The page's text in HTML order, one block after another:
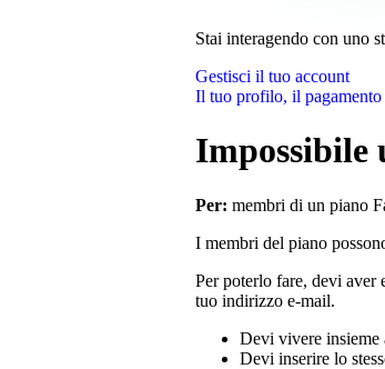
Stai interagendo con uno
Gestisci il tuo account
Il tuo profilo, il pagamento
Impossibile
Per: membri di un piano
I membri del piano
Per poterlo fare, devi aver
tuo indirizzo e-mail.
Devi vivere insieme
Devi inserire lo